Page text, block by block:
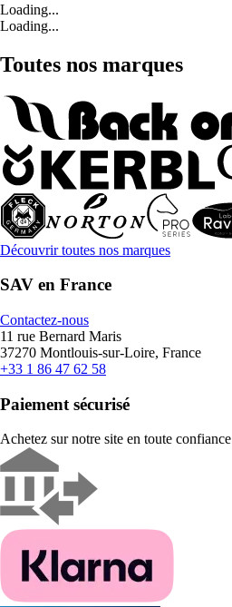
Loading...
Loading...
Toutes nos marques
Découvrir toutes nos marques
SAV en France
Contactez-nous
11 rue Bernard Maris
37270 Montlouis-sur-Loire, France
+33 1 86 47 62 58
Paiement sécurisé
Achetez sur notre site en toute confiance